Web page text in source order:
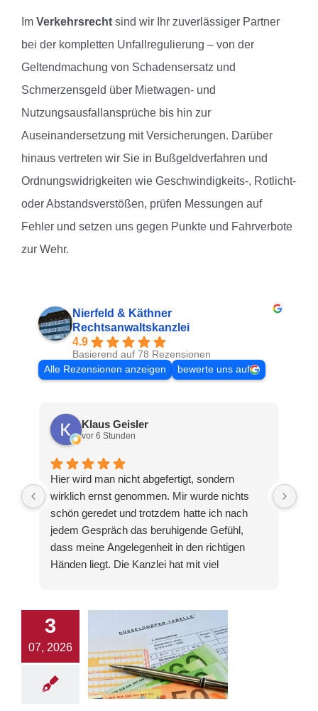
Im Verkehrsrecht sind wir Ihr zuverlässiger Partner
bei der kompletten Unfallregulierung – von der
Geltendmachung von Schadensersatz und
Schmerzensgeld über Mietwagen- und
Nutzungsausfallansprüche bis hin zur
Auseinandersetzung mit Versicherungen. Darüber
hinaus vertreten wir Sie in Bußgeldverfahren und
Ordnungswidrigkeiten wie Geschwindigkeits-, Rotlicht-
oder Abstandsverstößen, prüfen Messungen auf
Fehler und setzen uns gegen Punkte und Fahrverbote
zur Wehr.
Nierfeld & Käthner
Rechtsanwaltskanzlei
4.9
Basierend auf 78 Rezensionen
Alle Rezensionen anzeigen
bewerte uns auf
Klaus Geisler
vor 6 Stunden
Hier wird man nicht abgefertigt, sondern
wirklich ernst genommen. Mir wurde nichts
schön geredet und trotzdem hatte ich nach
jedem Gespräch das beruhigende Gefühl,
dass meine Angelegenheit in den richtigen
Händen liegt. Die Kanzlei hat mit viel
3
07, 2026